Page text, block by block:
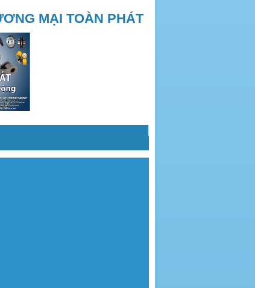
MẠI TOÀN PHÁT